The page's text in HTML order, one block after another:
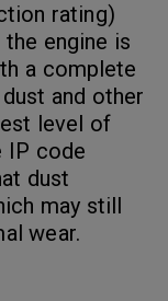
rating)
engine is
a complete
and other
level of
IP code
dust
may still
wear.